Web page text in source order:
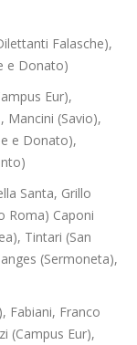
Falasche),
e Donato)
Eur),
Mancini (Savio),
e Donato),
Santa, Grillo
Roma) Caponi
Tintari (San
(Sermoneta),
Fabiani, Franco
(Campus Eur),